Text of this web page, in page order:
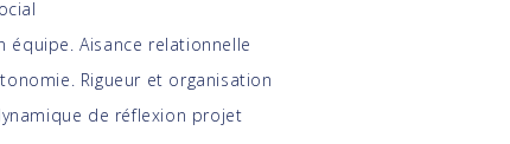
équipe. Aisance relationnelle
Rigueur et organisation
de réflexion projet